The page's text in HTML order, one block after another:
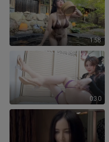
1:58
0:30